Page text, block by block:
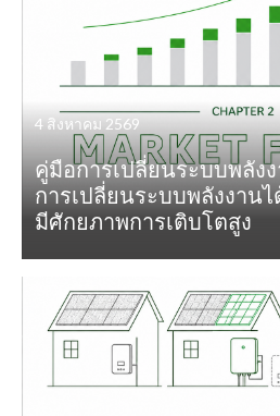
4 สิงหาคม 2569
คู่มือการเปลี่ยนระบบพลัง
การเปลี่ยนระบบพลังงาน
มีศักยภาพการเติบโตสูง